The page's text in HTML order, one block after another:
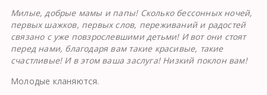
Милые, добрые мамы и папы! Сколько бессонных ночей,
первых шажков, первых слов, переживаний и радостей
связано с уже повзрослевшими детьми! И вот они стоят
перед нами, благодаря вам такие красивые, такие
счастливые! И в этом ваша заслуга! Низкий поклон вам!
Молодые кланяются.